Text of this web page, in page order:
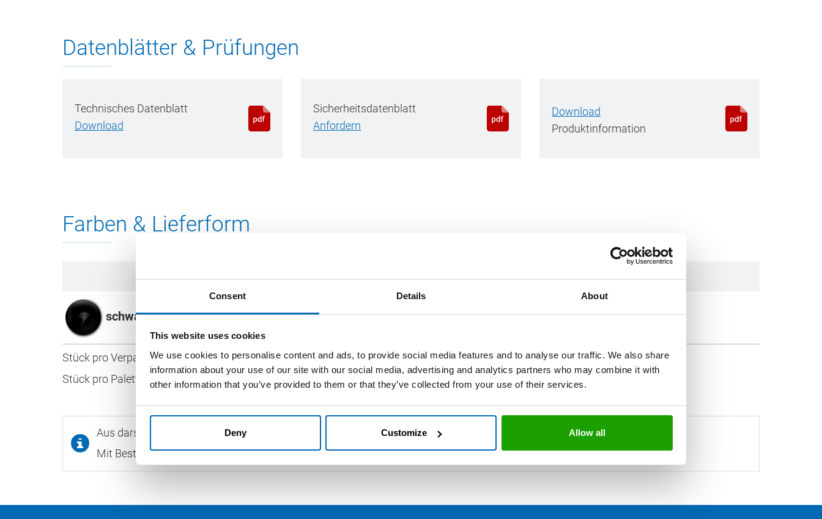
Consent Details About
This website uses cookies
We use cookies to personalise content and ads, to provide social media features and to analyse our traffic. We also share
information about your use of our site with our social media, advertising and analytics partners who may combine it with
other information that you’ve provided to them or that they’ve collected from your use of their services.
Deny Customize Allow all
Datenblätter & Prüfungen
Technisches Datenblatt
Download
Sicherheitsdatenblatt
Anfordern
Download
Produktinformation
Farben & Lieferform
schwarz M376-04-C04
Stück pro Verpackungseinheit
20
Stück pro Palette
1200
Aus darstellungstechnischen Gründen können die abgebildeten Farben von den Originalfarben der Produkte abweichen.
Mit Bestellcode versehene Produkte, Gebinde und/oder Farben sind in handelsüblichen Mengen ab Lager verfügbar.